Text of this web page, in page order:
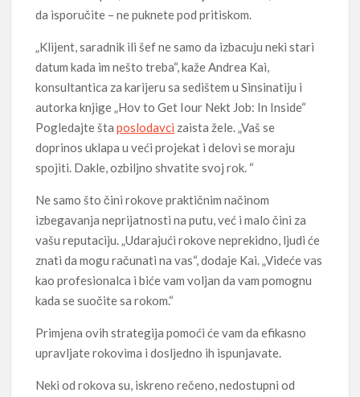
da isporučite – ne puknete pod pritiskom.
„Klijent, saradnik ili šef ne samo da izbacuju neki stari
datum kada im nešto treba“, kaže Andrea Kai,
konsultantica za karijeru sa sedištem u Sinsinatiju i
autorka knjige „Hov to Get Iour Nekt Job: In Inside“
Pogledajte štaposlodavci zaista žele. „Vaš se
doprinos uklapa u veći projekat i delovi se moraju
spojiti. Dakle, ozbiljno shvatite svoj rok. “
Ne samo što čini rokove praktičnim načinom
izbegavanja neprijatnosti na putu, već i malo čini za
vašu reputaciju. „Udarajući rokove neprekidno, ljudi će
znati da mogu računati na vas“, dodaje Kai. „Videće vas
kao profesionalca i biće vam voljan da vam pomognu
kada se suočite sa rokom.“
Primjena ovih strategija pomoći će vam da efikasno
upravljate rokovima i dosljedno ih ispunjavate.
Neki od rokova su, iskreno rečeno, nedostupni od